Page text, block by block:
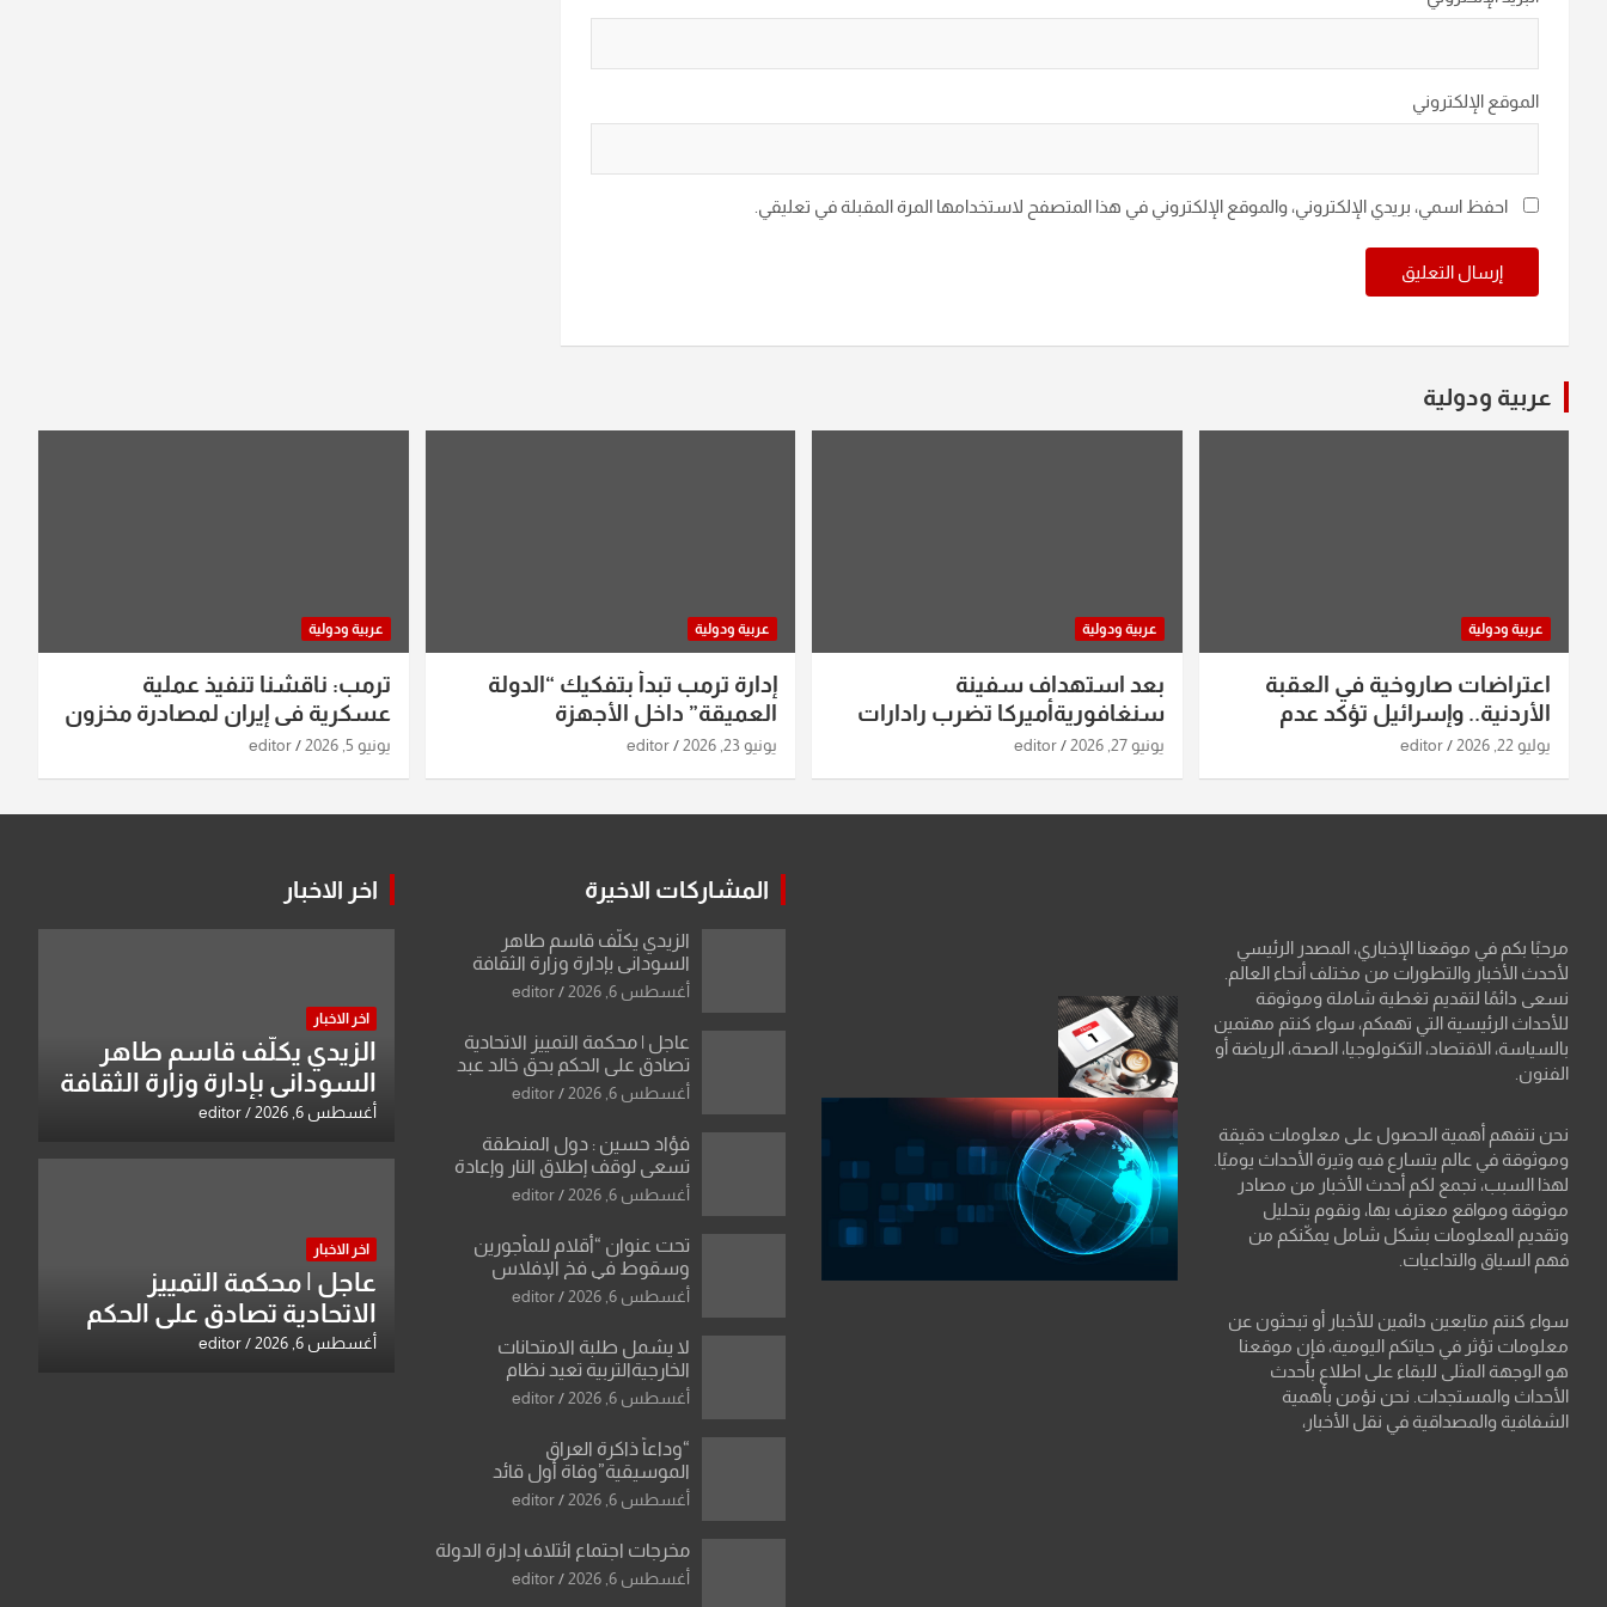
الموقع الإلكتروني
احفظ اسمي، بريدي الإلكتروني، والموقع الإلكتروني في هذا المتصفح لاستخدامها المرة المقبلة في تعليقي.
عربية ودولية
عربية ودولية
اعتراضات صاروخية في العقبة
الأردنية.. وإسرائيل تؤكد عدم
استهدافها
يوليو 22, 2026 editor
عربية ودولية
بعد استهداف سفينة
سنغافوريةأميركا تضرب رادارات
ومواقع صواريخ ومسيرات إيران..
يونيو 27, 2026 editor
عربية ودولية
إدارة ترمب تبدأ بتفكيك “الدولة
العميقة” داخل الأجهزة
الاستخباراتية
يونيو 23, 2026 editor
عربية ودولية
ترمب: ناقشنا تنفيذ عملية
عسكرية في إيران لمصادرة مخزون
اليورانيوم
يونيو 5, 2026 editor
مرحبًا بكم في موقعنا الإخباري، المصدر الرئيسي
لأحدث الأخبار والتطورات من مختلف أنحاء العالم.
نسعى دائمًا لتقديم تغطية شاملة وموثوقة
للأحداث الرئيسية التي تهمكم، سواء كنتم مهتمين
بالسياسة، الاقتصاد، التكنولوجيا، الصحة، الرياضة أو
الفنون.
نحن نتفهم أهمية الحصول على معلومات دقيقة
وموثوقة في عالم يتسارع فيه وتيرة الأحداث يوميًا.
لهذا السبب، نجمع لكم أحدث الأخبار من مصادر
موثوقة ومواقع معترف بها، ونقوم بتحليل
وتقديم المعلومات بشكل شامل يمكّنكم من
فهم السياق والتداعيات.
سواء كنتم متابعين دائمين للأخبار أو تبحثون عن
معلومات تؤثر في حياتكم اليومية، فإن موقعنا
هو الوجهة المثلى للبقاء على اطلاع بأحدث
الأحداث والمستجدات. نحن نؤمن بأهمية
الشفافية والمصداقية في نقل الأخبار،
المشاركات الاخيرة
الزيدي يكلّف قاسم طاهر
السوداني بإدارة وزارة الثقافة
أغسطس 6, 2026 editor
عاجل | محكمة التمييز الاتحادية
تصادق على الحكم بحق خالد عبد
الواحد كبيان
أغسطس 6, 2026 editor
فؤاد حسين : دول المنطقة
تسعى لوقف إطلاق النار وإعادة
فتح مضيق هرمز .. والعراق يطرح
أغسطس 6, 2026 editor
تحت عنوان “أقلام للمأجورين
وسقوط في فخ الإفلاس
الإعلامي”: ردٌّ صريح على افتراءات
أغسطس 6, 2026 editor
لا يشمل طلبة الامتحانات
الخارجيةالتربية تعيد نظام
المحاولات لطلبة السادس
أغسطس 6, 2026 editor
“وداعاً ذاكرة العراق
الموسيقية”وفاة أول قائد
للأوركسترا السمفونية عبد الرزاق
أغسطس 6, 2026 editor
مخرجات اجتماع ائتلاف إدارة الدولة
أغسطس 6, 2026 editor
اخر الاخبار
اخر الاخبار
الزيدي يكلّف قاسم طاهر
السوداني بإدارة وزارة الثقافة
أغسطس 6, 2026 editor
اخر الاخبار
عاجل | محكمة التمييز
الاتحادية تصادق على الحكم
بحق خالد عبد الواحد كبيان
أغسطس 6, 2026 editor